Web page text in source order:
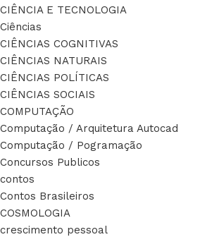
CIÊNCIA E TECNOLOGIA
Ciências
CIÊNCIAS COGNITIVAS
CIÊNCIAS NATURAIS
CIÊNCIAS POLÍTICAS
CIÊNCIAS SOCIAIS
COMPUTAÇÃO
Computação / Arquitetura Autocad
Computação / Pogramação
Concursos Publicos
contos
Contos Brasileiros
COSMOLOGIA
crescimento pessoal